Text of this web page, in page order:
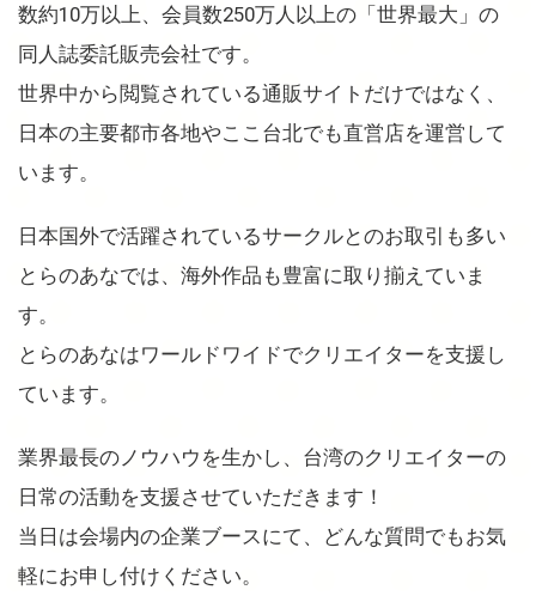
数約10万以上、会員数250万人以上の「世界最大」の
同人誌委託販売会社です。
世界中から閲覧されている通販サイトだけではなく、
日本の主要都市各地やここ台北でも直営店を運営して
います。
日本国外で活躍されているサークルとのお取引も多い
とらのあなでは、海外作品も豊富に取り揃えていま
す。
とらのあなはワールドワイドでクリエイターを支援し
ています。
業界最長のノウハウを生かし、台湾のクリエイターの
日常の活動を支援させていただきます！
当日は会場内の企業ブースにて、どんな質問でもお気
軽にお申し付けください。